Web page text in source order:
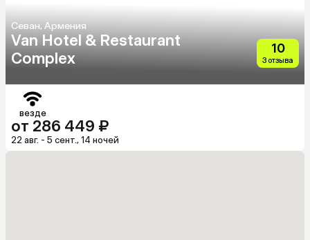
Севан, Армения
Van Hotel & Restaurant
Complex
10
3 отзыва
везде
от 286 449 ₽
22 авг. - 5 сент., 14 ночей